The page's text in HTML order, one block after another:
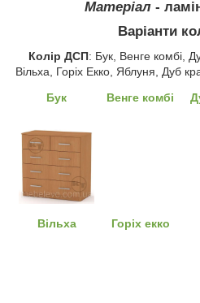
Матеріал -
Варіанти
Колір ДСП: Бук, Венге комбі,
Вільха, Горіх Екко, Яблуня, Дуб
Бук
Венге комбі
Вільха Горіх екко